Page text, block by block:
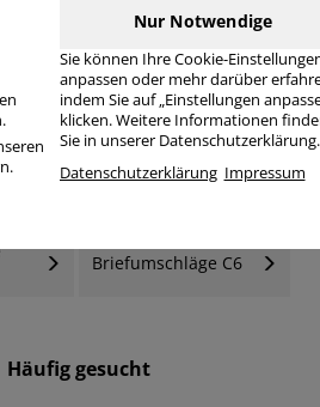
Din Lang
Briefumschläge C6
Häufig gesucht
Nur Notwendige
Sie können Ihre Cookie-
anpassen oder mehr darüber
indem Sie auf „Einstellungen
klicken. Weitere Informationen
Sie in unserer Datenschutzerklärung.
Datenschutzerklärung Impressum